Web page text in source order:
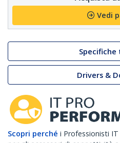
Vedi
Specifiche
Drivers &
Scopri perché i Professionisti